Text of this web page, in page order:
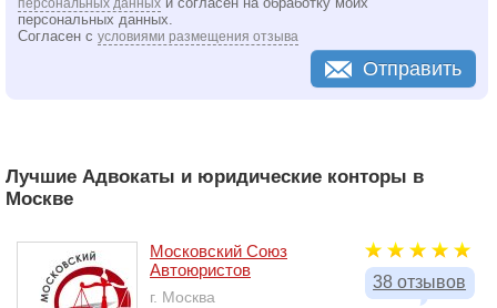
персональных данных
персональных данных.
Согласен с условиями размещения отзыва
Отправить
Лучшие Адвокаты и юридические конторы в
Москве
38 отзывов
Московский Союз
Автоюристов
г. Москва